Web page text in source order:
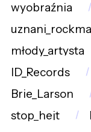
wyobraźnia
młody_artysta
ID_Records
Brie_Larson
stop_hejt